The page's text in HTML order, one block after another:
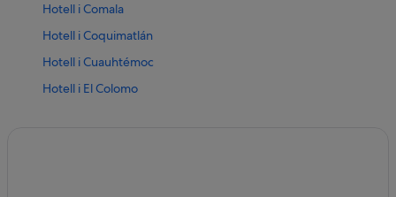
Hotell i Comala
Hotell i Coquimatlán
Hotell i Cuauhtémoc
Hotell i El Colomo